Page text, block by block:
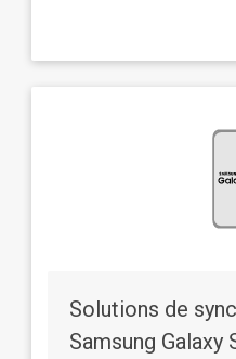
Solutions de
Samsung Galaxy